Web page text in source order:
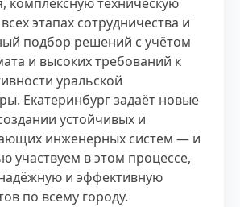
комплексную техническую
этапах сотрудничества и
подбор решений с учётом
и высоких требований к
уральской
Екатеринбург задаёт новые
устойчивых и
инженерных систем — и
участвуем в этом процессе,
и эффективную
по всему городу.